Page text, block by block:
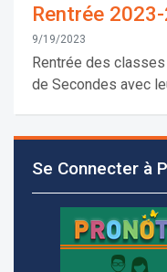
Rentrée
9/19/2023
Rentrée des
de Secondes avec
Se Connecter à
l'établissement
l’avance.
+961 25 601 171
+961 25 601 172